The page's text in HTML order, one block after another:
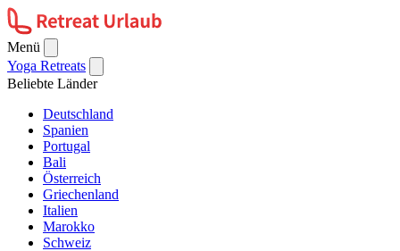
Menü
Yoga Retreats
Beliebte Länder
Deutschland
Spanien
Portugal
Bali
Österreich
Griechenland
Italien
Marokko
Schweiz